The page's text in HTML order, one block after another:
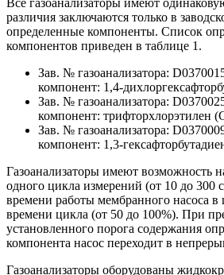
различия заключаются только в
определенные компоненты. Список
компонентов приведен в таблице 1.
Зав. № газоанализатора:
компонент: 1,4-
Зав. № газоанализатора:
компонент: трифторхлорэтилен
Зав. № газоанализатора:
компонент: 1,3-
Газоанализаторы имеют возможность
одного цикла измерений (от 10 до 300
времени работы мембранного насоса
времени цикла (от 50 до 100%). При
установленного порога содержания
компонента насос переходит в
Газоанализаторы оборудованы